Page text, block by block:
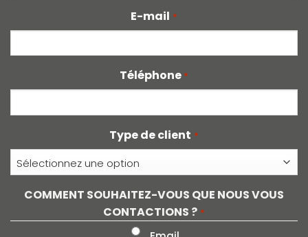
E-mail *
Téléphone *
Type de client *
COMMENT SOUHAITEZ-VOUS QUE NOUS VOUS
CONTACTIONS ? *